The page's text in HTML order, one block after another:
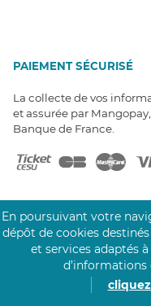
PAIEMENT SÉCURISÉ
La collecte de vos
et assurée par
Banque de France.
NOS PARTENAIRES
Click&Care est soutenu
Caisse des Dépôts et MAIF.
En poursuivant votre
dépôt de cookies
et services adaptés